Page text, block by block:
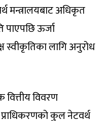
मन्त्रालयबाट अधिकृत
पाएपछि ऊर्जा
स्वीकृतिका लागि अनुरोध
वित्तीय विवरण
कुल नेटवर्थ